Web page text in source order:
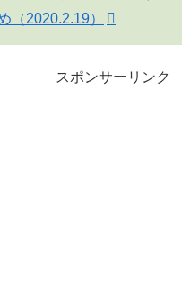
（2020.2.19）
スポンサーリンク